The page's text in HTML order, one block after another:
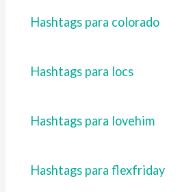
Hashtags para colorado
Hashtags para locs
Hashtags para lovehim
Hashtags para flexfriday